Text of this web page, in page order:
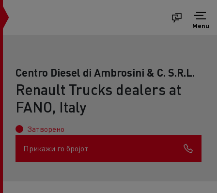
Menu
Centro Diesel di Ambrosini & C. S.R.L.
Renault Trucks dealers at
FANO, Italy
Затворено
Прикажи го бројот